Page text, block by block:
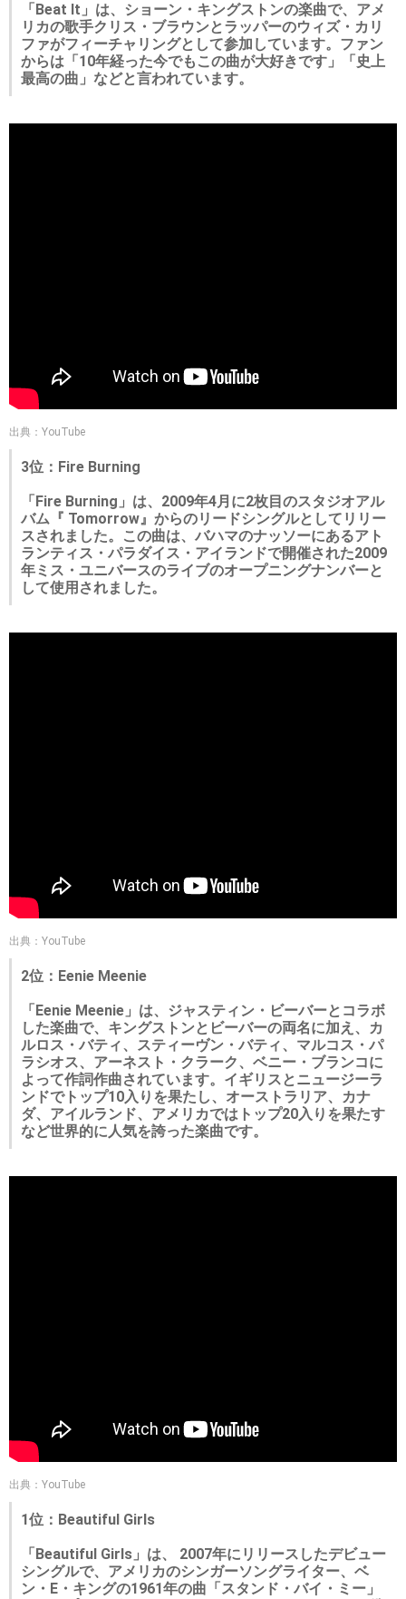
「Beat It」は、ショーン・キングストンの楽曲で、アメ
リカの歌手クリス・ブラウンとラッパーのウィズ・カリ
ファがフィーチャリングとして参加しています。ファン
からは「10年経った今でもこの曲が大好きです」「史上
最高の曲」などと言われています。
出典：YouTube
3位：Fire Burning
「Fire Burning」は、2009年4月に2枚目のスタジオアル
バム『 Tomorrow』からのリードシングルとしてリリー
スされました。この曲は、バハマのナッソーにあるアト
ランティス・パラダイス・アイランドで開催された2009
年ミス・ユニバースのライブのオープニングナンバーと
して使用されました。
出典：YouTube
2位：Eenie Meenie
「Eenie Meenie」は、ジャスティン・ビーバーとコラボ
した楽曲で、キングストンとビーバーの両名に加え、カ
ルロス・バティ、スティーヴン・バティ、マルコス・パ
ラシオス、アーネスト・クラーク、ベニー・ブランコに
よって作詞作曲されています。イギリスとニュージーラ
ンドでトップ10入りを果たし、オーストラリア、カナ
ダ、アイルランド、アメリカではトップ20入りを果たす
など世界的に人気を誇った楽曲です。
出典：YouTube
1位：Beautiful Girls
「Beautiful Girls」は、 2007年にリリースしたデビュー
シングルで、アメリカのシンガーソングライター、ベ
ン・E・キングの1961年の曲「スタンド・バイ・ミー」